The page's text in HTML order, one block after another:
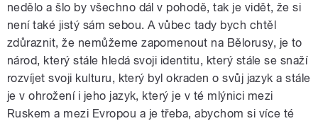
nedělo a šlo by všechno dál v pohodě, tak je vidět, že si
není také jistý sám sebou. A vůbec tady bych chtěl
zdůraznit, že nemůžeme zapomenout na Bělorusy, je to
národ, který stále hledá svoji identitu, který stále se snaží
rozvíjet svoji kulturu, který byl okraden o svůj jazyk a stále
je v ohrožení i jeho jazyk, který je v té mlýnici mezi
Ruskem a mezi Evropou a je třeba, abychom si více té